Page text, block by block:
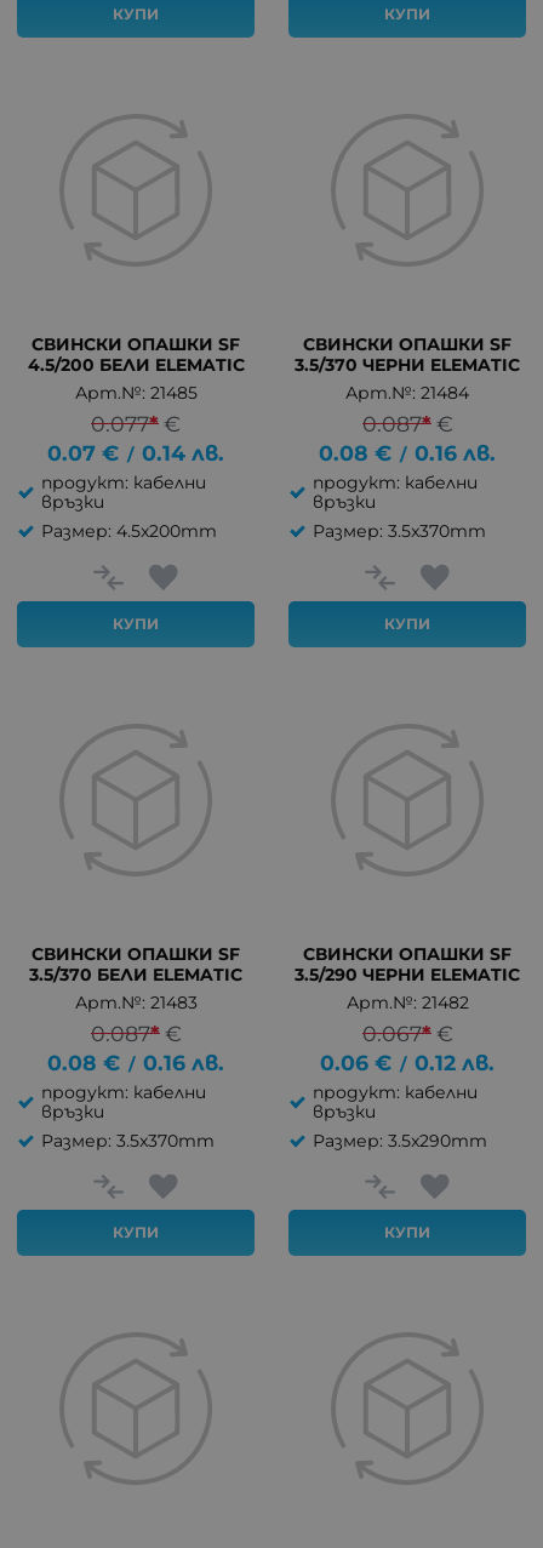
КУПИ КУПИ
СВИНСКИ ОПАШКИ SF
4.5/200 БЕЛИ ELEMATIC
Арт.№: 21485
0.077*€
0.07 € / 0.14 лв.
продукт: кабелни
връзки
Размер: 4.5x200mm
КУПИ
СВИНСКИ ОПАШКИ SF
3.5/370 ЧЕРНИ ELEMATIC
Арт.№: 21484
0.087* €
0.08 € / 0.16 лв.
продукт: кабелни
връзки
Размер: 3.5x370mm
КУПИ
СВИНСКИ ОПАШКИ SF
3.5/370 БЕЛИ ELEMATIC
Арт.№: 21483
0.087* €
0.08 € / 0.16 лв.
продукт: кабелни
връзки
Размер: 3.5x370mm
КУПИ
СВИНСКИ ОПАШКИ SF
3.5/290 ЧЕРНИ ELEMATIC
Арт.№: 21482
0.067* €
0.06 € / 0.12 лв.
продукт: кабелни
връзки
Размер: 3.5x290mm
КУПИ